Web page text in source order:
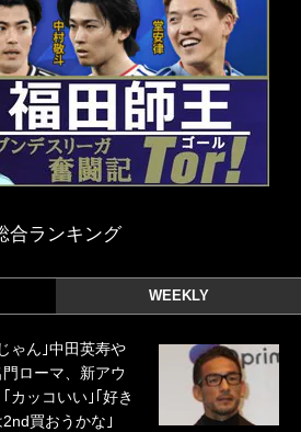
合ランキング
WEEKLY
ゃん｣中田英寿や
ローマ、新アウ
カッコいい｣｢好き
買おうかな｣